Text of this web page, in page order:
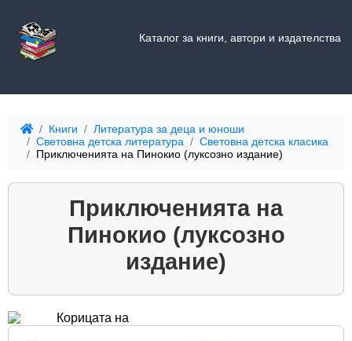
Каталог за книги, автори и издателства
Книги
Литература за деца и юноши
Световна детска литература
Световна детска класика
Приключенията на Пинокио (луксозно издание)
Приключенията на
Пинокио (луксозно
издание)